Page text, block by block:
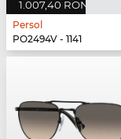
1.007,40 RON
Persol
PO2494V - 1141